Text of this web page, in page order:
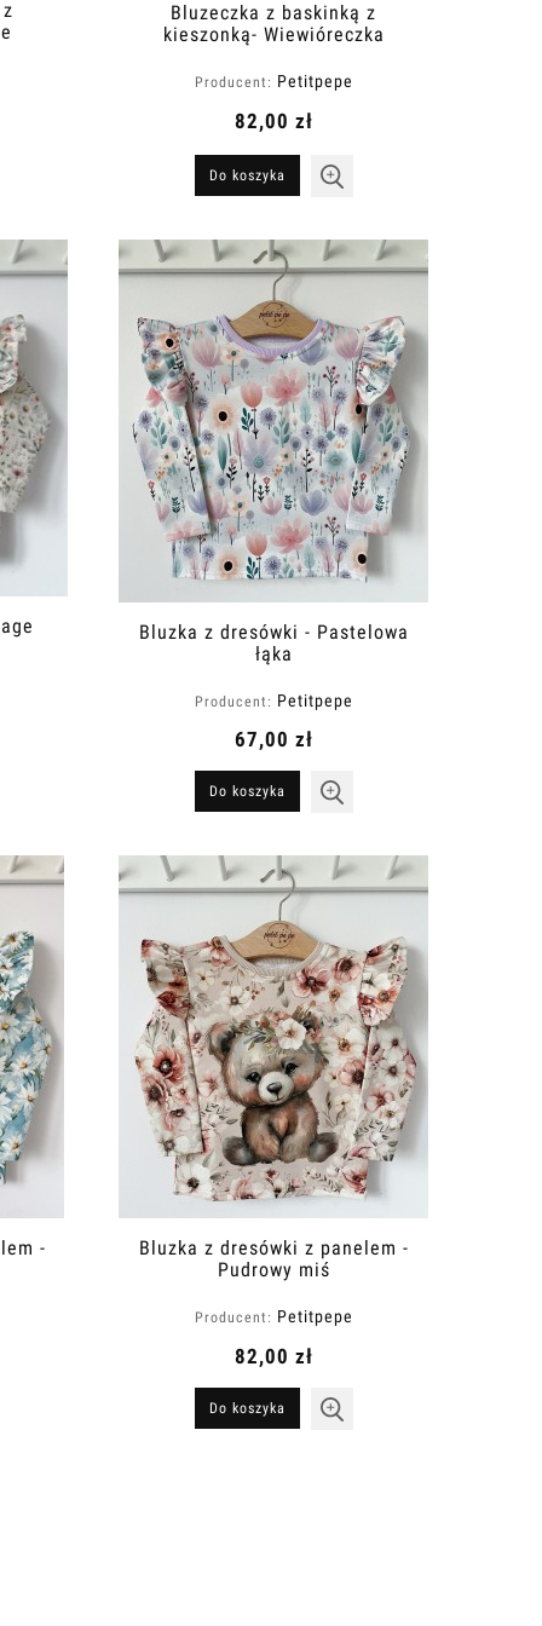
Bluzeczka z baskinką z
kieszonką- Wiewióreczka
Producent: Petitpepe
82,00 zł
Do koszyka
Bluzka z dresówki - Pastelowa
łąka
Producent: Petitpepe
67,00 zł
Do koszyka
-
Bluzka z dresówki z panelem -
Pudrowy miś
Producent: Petitpepe
82,00 zł
Do koszyka